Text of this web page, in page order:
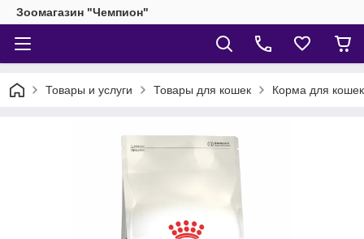
Зоомагазин "Чемпион"
Товары и услуги Товары для кошек Корма для кошек